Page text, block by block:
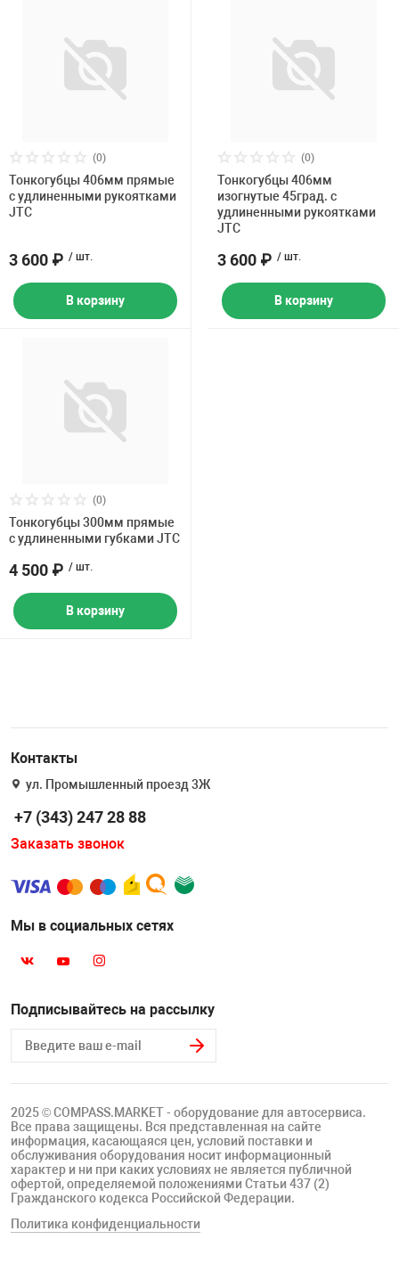
(0)
Тонкогубцы 406мм прямые
с удлиненными рукоятками
JTC
3 600 ₽ / шт.
В корзину
(0)
Тонкогубцы 406мм
изогнутые 45град. с
удлиненными рукоятками
JTC
3 600 ₽ / шт.
В корзину
(0)
Тонкогубцы 300мм прямые
с удлиненными губками JTC
4 500 ₽ / шт.
В корзину
Контакты
ул. Промышленный проезд 3Ж
+7 (343) 247 28 88
Заказать звонок
Мы в социальных сетях
Подписывайтесь на рассылку
2025 © COMPASS.MARKET - оборудование для автосервиса.
Все права защищены. Вся представленная на сайте
информация, касающаяся цен, условий поставки и
обслуживания оборудования носит информационный
характер и ни при каких условиях не является публичной
офертой, определяемой положениями Статьи 437 (2)
Гражданского кодекса Российской Федерации.
Политика конфиденциальности